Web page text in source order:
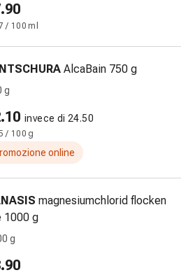
/ 100 ml
AlcaBain 750 g
g
invece di 24.50
/ 100 g
online
magnesiumchlorid flocken
1000 g
g